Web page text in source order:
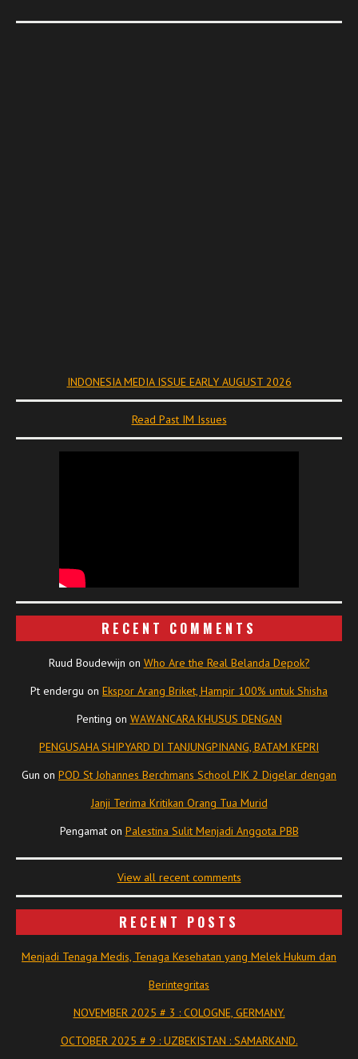
INDONESIA MEDIA ISSUE EARLY AUGUST 2026
Read Past IM Issues
RECENT COMMENTS
Ruud Boudewijn on Who Are the Real Belanda Depok?
Pt endergu on Ekspor Arang Briket, Hampir 100% untuk Shisha
Penting on WAWANCARA KHUSUS DENGAN
PENGUSAHA SHIPYARD DI TANJUNGPINANG, BATAM KEPRI
Gun on POD St Johannes Berchmans School PIK 2 Digelar dengan
Janji Terima Kritikan Orang Tua Murid
Pengamaton Palestina Sulit Menjadi Anggota PBB
View all recent comments
RECENT POSTS
Menjadi Tenaga Medis, Tenaga Kesehatan yang Melek Hukum dan
Berintegritas
NOVEMBER 2025 # 3 : COLOGNE, GERMANY.
OCTOBER 2025 # 9 : UZBEKISTAN : SAMARKAND.